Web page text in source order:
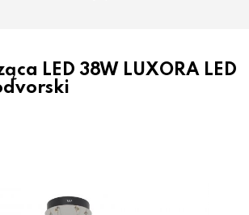
LED 38W LUXORA LED